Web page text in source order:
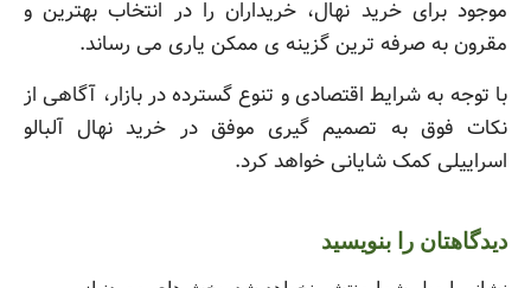
موجود برای خرید نهال، خریداران را در انتخاب بهترین و
مقرون به صرفه ترین گزینه ی ممکن یاری می رساند.
با توجه به شرایط اقتصادی و تنوع گسترده در بازار، آگاهی از
نکات فوق به تصمیم گیری موفق در خرید نهال آلبالو
اسراییلی کمک شایانی خواهد کرد.
دیدگاهتان را بنویسید